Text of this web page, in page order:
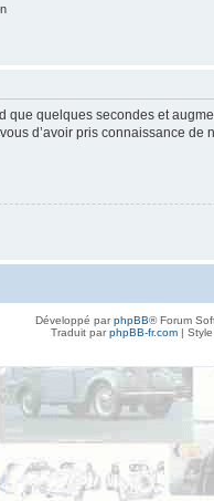
que quelques secondes et
d’avoir pris connaissance
Développé parphpBB® Forum
Traduit parphpBB-fr.com| Style